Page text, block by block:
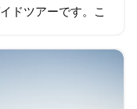
ドツアーです。こ
す…